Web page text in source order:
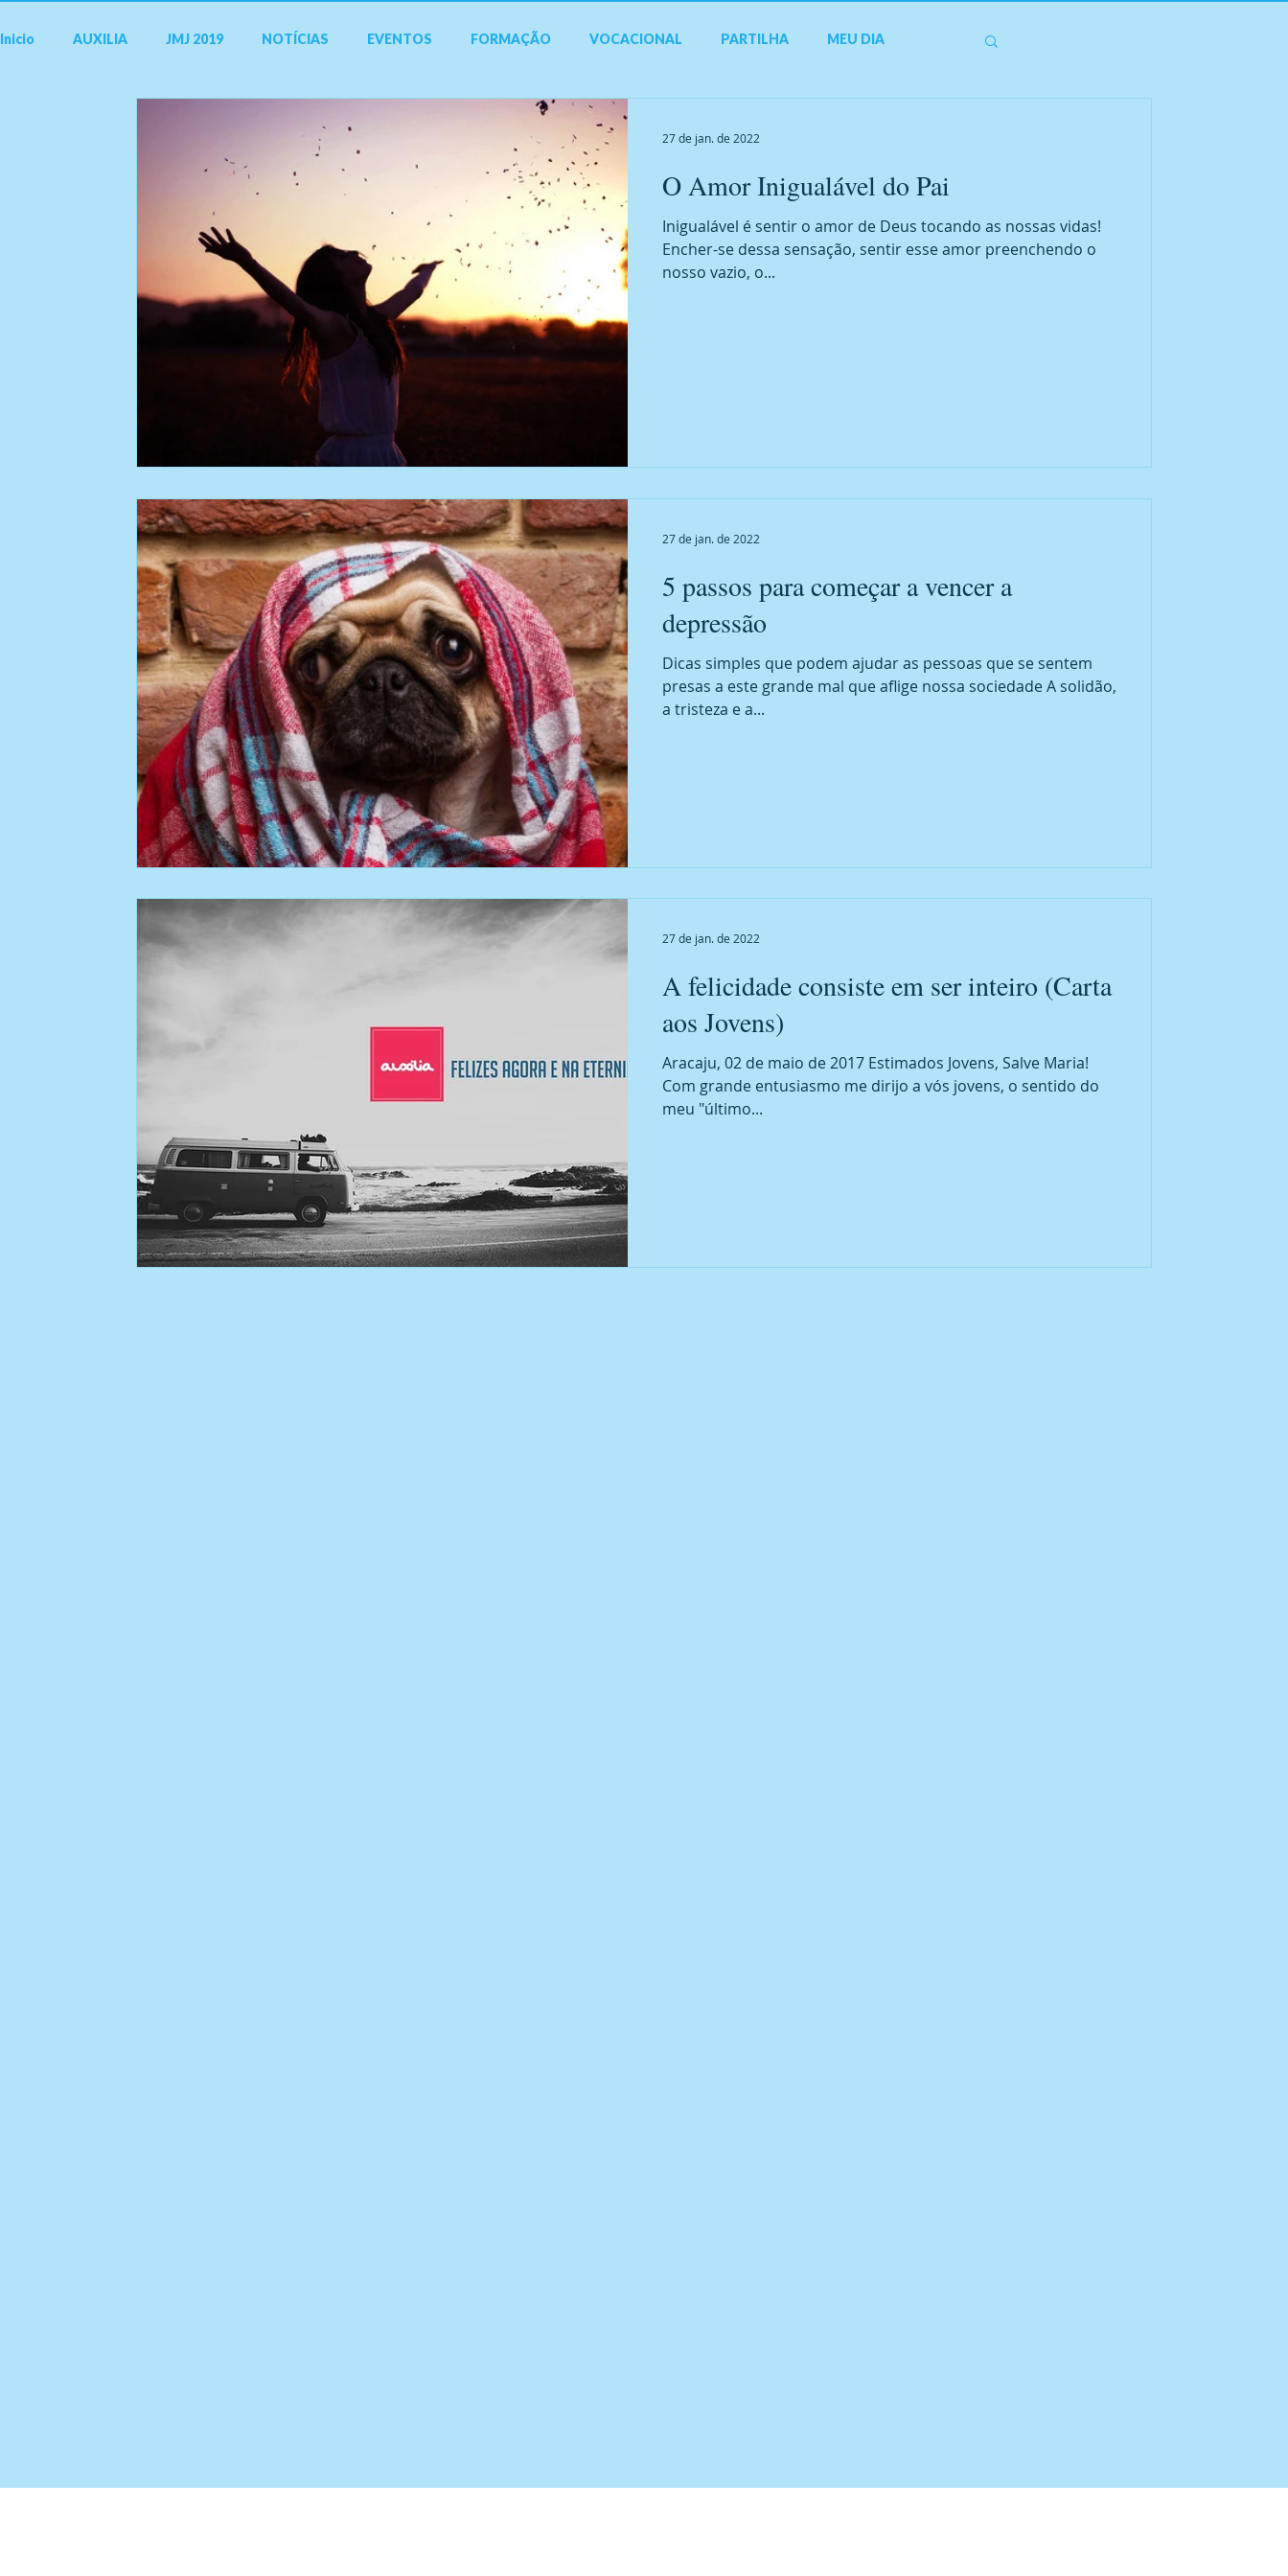
Inicio AUXILIA JMJ 2019 NOTÍCIAS EVENTOS FORMAÇÃO VOCACIONAL PARTILHA MEU DIA
O Amor Inigualável do Pai
Inigualável é sentir o amor de Deus tocando as nossas vidas!
Encher-se dessa sensação, sentir esse amor preenchendo o
nosso vazio, o...
27 de jan. de 2022
5 passos para começar a vencer a
depressão
Dicas simples que podem ajudar as pessoas que se sentem
presas a este grande mal que aflige nossa sociedade A solidão,
a tristeza e a...
27 de jan. de 2022
A felicidade consiste em ser inteiro (Carta
aos Jovens)
Aracaju, 02 de maio de 2017 Estimados Jovens, Salve Maria!
Com grande entusiasmo me dirijo a vós jovens, o sentido do
meu "último...
27 de jan. de 2022